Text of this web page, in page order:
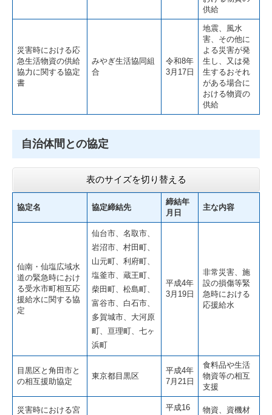
供給
災害時における応
急生活物資の供給
協力に関する協定
書
みやぎ生活協同組
合
令和8年
3月17日
地震、風水
害、その他に
よる災害が発
生し、又は発
生するおそれ
がある場合に
おける物資の
供給
自治体間との協定
表のサイズを切り替える
協定名 協定締結先
締結年
月日
主な内容
仙南・仙塩広域水
道の緊急時におけ
る受水市町相互応
援給水に関する協
定
仙台市、名取市、
岩沼市、村田町、
山元町、利府町、
塩釜市、蔵王町、
柴田町、松島町、
富谷市、白石市、
多賀城市、大河原
町、亘理町、七ヶ
浜町
平成4年
3月19日
非常災害、施
設の損傷等緊
急時における
応援給水
目黒区と角田市と
の相互援助協定
東京都目黒区
平成4年
7月21日
食料品や生活
物資等の相互
支援
災害時における宮
平成16
物資、資機材